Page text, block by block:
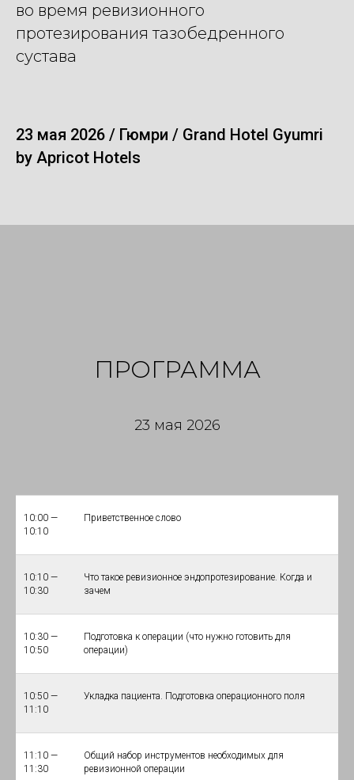
во время ревизионного
протезирования тазобедренного
сустава
23 мая 2026 / Гюмри / Grand Hotel Gyumri
by Apricot Hotels
ПРОГРАММА
23 мая 2026
10:00 —
10:10
Приветственное слово
10:10 —
10:30
Что такое ревизионное эндопротезирование. Когда и
зачем
10:30 —
10:50
Подготовка к операции (что нужно готовить для
операции)
10:50 —
11:10
Укладка пациента. Подготовка операционного поля
11:10 —
11:30
Общий набор инструментов необходимых для
ревизионной операции